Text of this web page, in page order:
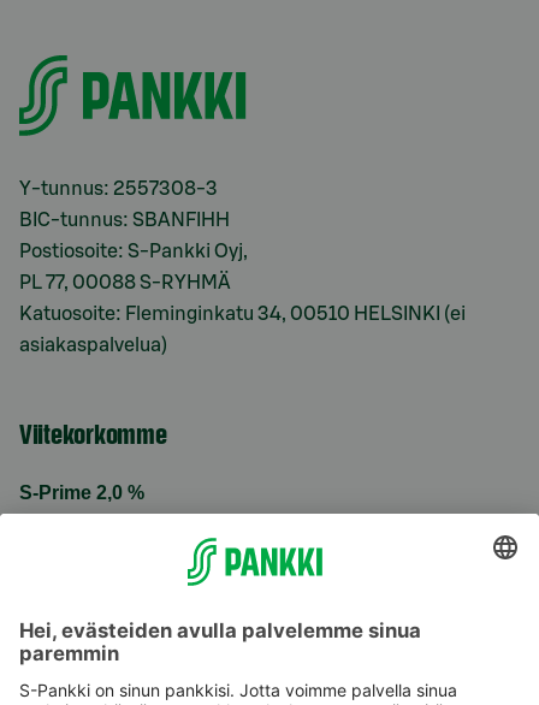
Y-tunnus: 2557308-3
BIC-tunnus: SBANFIHH
Postiosoite: S-Pankki Oyj,
PL 77, 00088 S-RYHMÄ
Katuosoite: Fleminginkatu 34, 00510 HELSINKI (ei
asiakaspalvelua)
Viitekorkomme
S-Prime 2,0 %